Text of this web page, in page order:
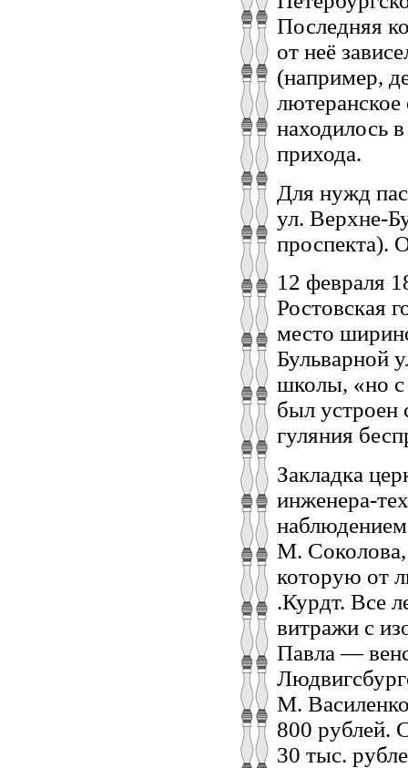
Последняя
от неё
(например,
находилось
прихода.
Для нужд
ул. Верхне-
проспекта).
12 февраля
Ростовская
место
Бульварной
школы, «но
был устроен
гуляния
Закладка
инженера-
М. Соколова,
которую от
.Курдт. Все
витражи с
Павла —
М.
800 рублей.
30 тыс.